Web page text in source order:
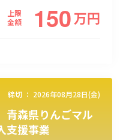
上限
金額
150万円
締切 ： 2026年08月28日(金)
青森県りんごマル
支援事業